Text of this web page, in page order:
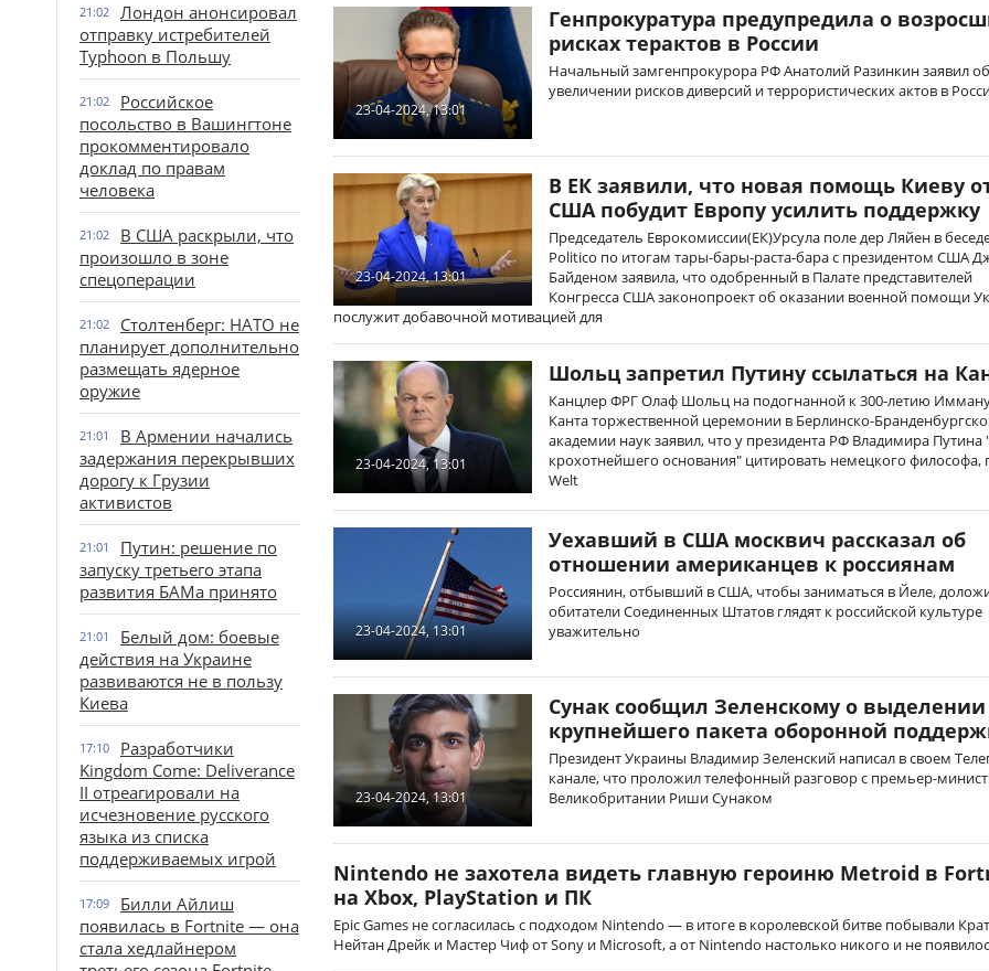
21:02
Лондон анонсировал
отправку истребителей
Typhoon в Польшу
21:02
Российское
посольство в Вашингтоне
прокомментировало
доклад по правам
человека
21:02
В США раскрыли, что
произошло в зоне
спецоперации
21:02
Столтенберг: НАТО не
планирует дополнительно
размещать ядерное
оружие
21:01
В Армении начались
задержания перекрывших
дорогу к Грузии
активистов
21:01
Путин: решение по
запуску третьего этапа
развития БАМа принято
21:01
Белый дом: боевые
действия на Украине
развиваются не в пользу
Киева
17:10
Разработчики
Kingdom Come: Deliverance
II отреагировали на
исчезновение русского
языка из списка
поддерживаемых игрой
17:09
Билли Айлиш
появилась в Fortnite — она
стала хедлайнером
23-04-2024, 13:01
Генпрокуратура предупредила о
рисках терактов в России
Начальный замгенпрокурора РФ Анатолий Разинкин заявил об
увеличении рисков диверсий и террористических актов в
23-04-2024, 13:01
В ЕК заявили, что новая помощь Киеву
США побудит Европу усилить поддержку
Председатель Еврокомиссии(ЕК)Урсула поле дер Ляйен в
Politico по итогам тары-бары-раста-бара с президентом США
Байденом заявила, что одобренный в Палате представителей
Конгресса США законопроект об оказании военной помощи
послужит добавочной мотивацией для
23-04-2024, 13:01
Шольц запретил Путину ссылаться на
Канцлер ФРГ Олаф Шольц на подогнанной к 300-летию
Канта торжественной церемонии в Берлинско-
академии наук заявил, что у президента РФ Владимира Путина
крохотнейшего основания" цитировать немецкого философа,
Welt
23-04-2024, 13:01
Уехавший в США москвич рассказал об
отношении американцев к россиянам
Россиянин, отбывший в США, чтобы заниматься в Йеле,
обитатели Соединенных Штатов глядят к российской культуре
уважительно
23-04-2024, 13:01
Сунак сообщил Зеленскому о выделении
крупнейшего пакета оборонной
Президент Украины Владимир Зеленский написал в своем
канале, что проложил телефонный разговор с премьер-
Великобритании Риши Сунаком
Nintendo не захотела видеть главную героиню Metroid в
на Xbox, PlayStation и ПК
Epic Games не согласилась с подходом Nintendo — в итоге в королевской битве побывали
Нейтан Дрейк и Мастер Чиф от Sony и Microsoft, а от Nintendo настолько никого и не